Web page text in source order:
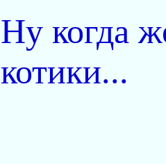
Ну когда
котики...